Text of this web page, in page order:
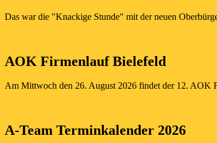
Das war die "Knackige Stunde" mit der neuen
AOK Firmenlauf Bielefeld
Am Mittwoch den 26. August 2026 findet der 12. AOK
A-Team Terminkalender 2026